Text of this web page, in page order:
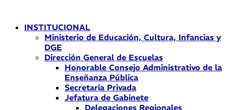
contenidoINSTITUCIONAL
Ministerio de Educación, Cultura, Infancias y
DGE
Dirección General de Escuelas
Honorable Consejo Administrativo de la
Enseñanza Pública
Secretaría Privada
Jefatura de Gabinete
Delegaciones Regionales